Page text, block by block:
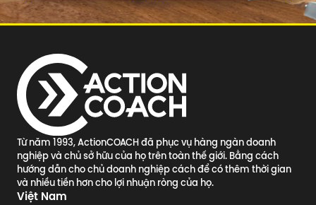
Từ năm 1993, ActionCOACH đã phục vụ hàng ngàn doanh
nghiệp và chủ sở hữu của họ trên toàn thế giới. Bằng cách
hướng dẫn cho chủ doanh nghiệp cách để có thêm thời gian
và nhiều tiền hơn cho lợi nhuận ròng của họ.
Việt Nam